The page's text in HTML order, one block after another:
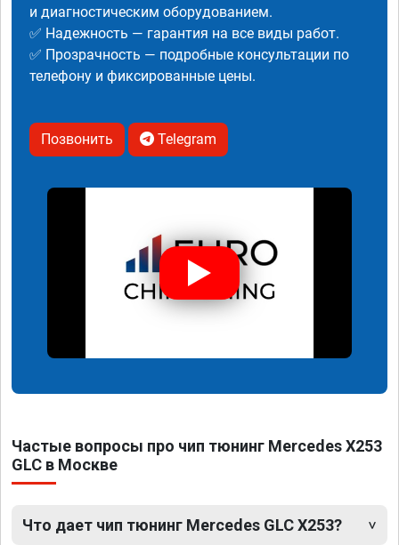
и диагностическим оборудованием.
✅ Надежность — гарантия на все виды работ.
✅ Прозрачность — подробные консультации по
телефону и фиксированные цены.
Позвонить Telegram
Частые вопросы про чип тюнинг Mercedes X253
GLC в Москве
Что дает чип тюнинг Mercedes GLC X253?